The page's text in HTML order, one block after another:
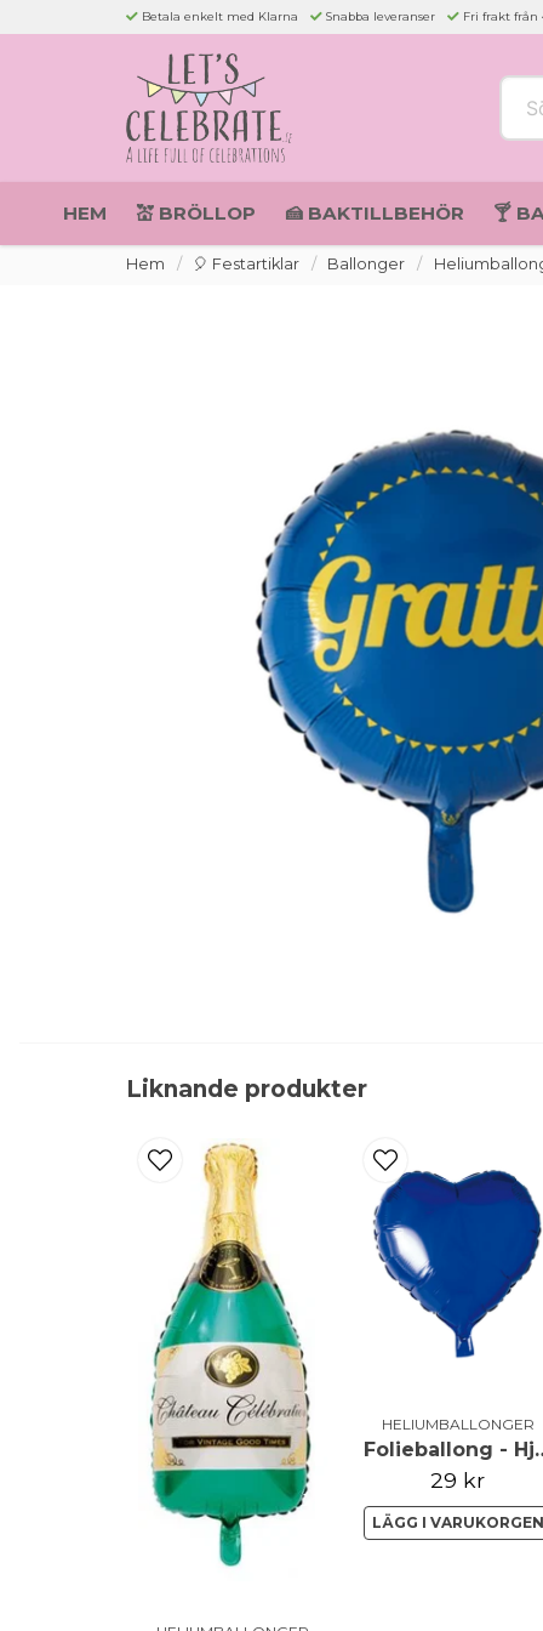
Betala enkelt med Klarna Snabba leveranser Fri frakt från
HEM 💒 BRÖLLOP 🍰 BAKTILLBEHÖR 🍸
Hem 🎈 Festartiklar Ballonger
Liknande produkter
HELIUMBALLONGER
29 kr
LÄGG I VARUKORGEN